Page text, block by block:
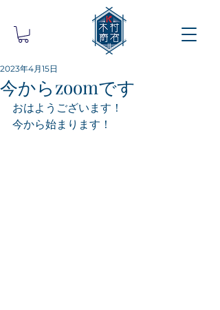
今からzoomです
2023年4月15日
おはようございます！
今から始まります！